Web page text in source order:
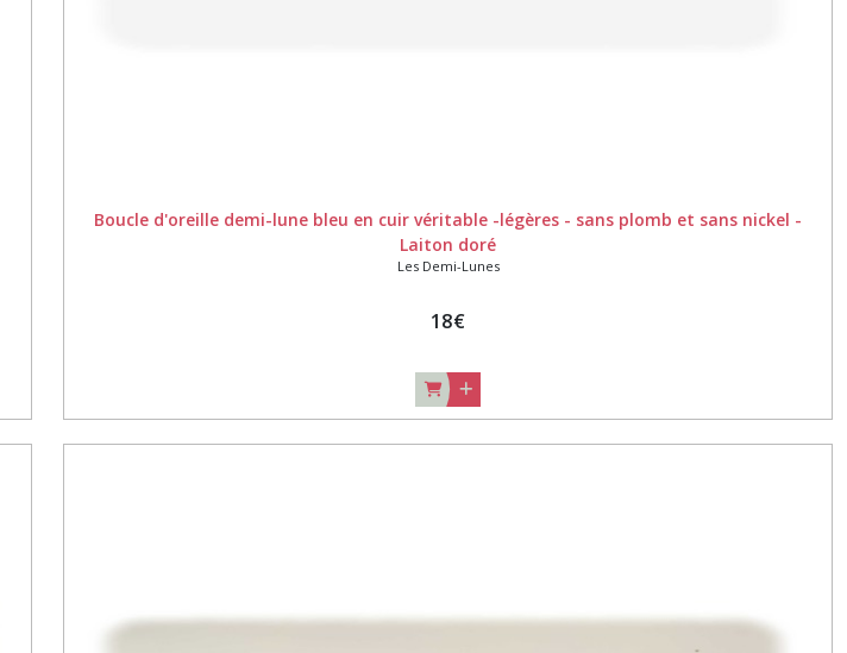
Boucle d'oreille demi-lune bleu en cuir véritable -légères - sans plomb et sans nickel -
Laiton doré
Les Demi-Lunes
18€